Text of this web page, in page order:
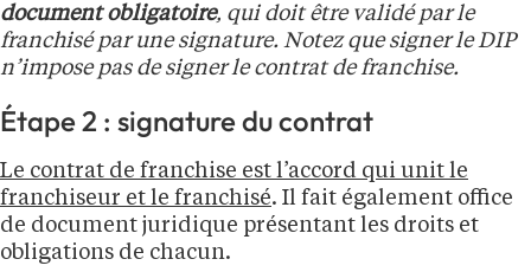
document obligatoire, qui doit être validé par le
franchisé par une signature. Notez que signer le DIP
n’impose pas de signer le contrat de franchise.
Étape 2 : signature du contrat
Le contrat de franchise est l’accord qui unit le
franchiseur et le franchisé. Il fait également office
de document juridique présentant les droits et
obligations de chacun.